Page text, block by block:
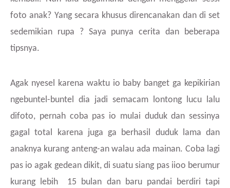
foto anak? Yang secara khusus direncanakan dan di set
sedemikian rupa ? Saya punya cerita dan beberapa
tipsnya.
Agak nyesel karena waktu io baby banget ga kepikirian
ngebuntel-buntel dia jadi semacam lontong lucu lalu
difoto, pernah coba pas io mulai duduk dan sessinya
gagal total karena juga ga berhasil duduk lama dan
anaknya kurang anteng-an walau ada mainan. Coba lagi
pas io agak gedean dikit, di suatu siang pas iioo berumur
kurang lebih 15 bulan dan baru pandai berdiri tapi